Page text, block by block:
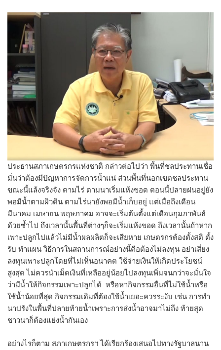
ประธานสภาเกษตรกรแห่งชาติ กล่าวต่อไปว่า พื้นที่ชลประทานเชื่อ
มั่นว่าต้องมีปัญหาการจัดการน้ำแน่ ส่วนพื้นที่นอกเขตชลประทาน
ขณะนี้แล้งจริงจัง ตามไร่ ตามนาเริ่มแห้งขอด ตอนนี้ปลายฝนอยู่ยัง
พอมีน้ำตามผิวดิน ตามไร่นายังพอมีน้ำเก็บอยู่ แต่เมื่อถึงเดือน
มีนาคม เมษายน พฤษภาคม อาจจะเริ่มต้นตั้งแต่เดือนกุมภาพันธ์
ด้วยซ้ำไป ถึงเวลานั้นพื้นที่ต่างๆก็จะเริ่มแห้งขอด ถึงเวลานั้นถ้าหาก
เพาะปลูกไปแล้วไม่มีน้ำผลผลิตก็จะเสียหาย เกษตรกรต้องตั้งสติ ตั้ง
รับ ทำแผน วิธีการในสถานการณ์อย่างนี้คือต้องไม่ลงทุน อย่าเสี่ยง
ลงทุนเพาะปลูกโดยที่ไม่เห็นอนาคต ใช้จ่ายเงินให้เกิดประโยชน์
สูงสุด ไม่ควรนำเม็ดเงินที่เหลืออยู่น้อยไปลงทุนเพิ่มจนกว่าจะมั่นใจ
ว่ามีน้ำให้กิจกรรมเพาะปลูกได้ หรือหากิจกรรมอื่นที่ไม่ใช้น้ำหรือ
ใช้น้ำน้อยที่สุด กิจกรรมเดิมที่ต้องใช้น้ำเยอะควรระงับ เช่น การทำ
นาปรังในพื้นที่ปลายท้ายน้ำเพราะการส่งน้ำอาจมาไม่ถึง ท้ายสุด
ชาวนาก็ต้องแย่งน้ำกันเอง
อย่างไรก็ตาม สภาเกษตรกรฯ ได้เรียกร้องเสนอไปทางรัฐบาลนาน